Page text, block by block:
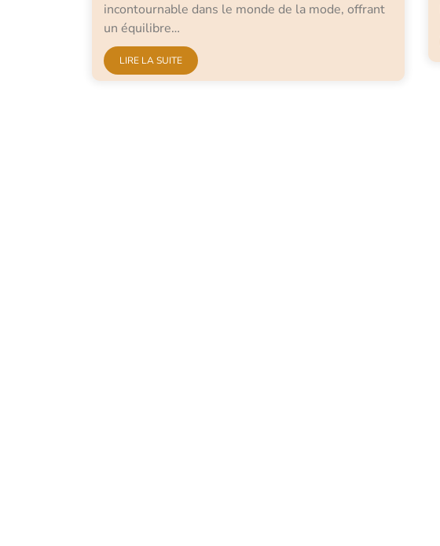
incontournable dans le monde de la mode, offrant
un équilibre…
LIRE LA SUITE